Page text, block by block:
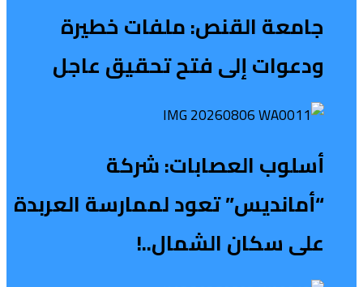
جامعة القنص: ملفات خطيرة
ودعوات إلى فتح تحقيق عاجل
أسلوب العصابات: شركة
“أمانديس” تعود لممارسة العربدة
على سكان الشمال..!